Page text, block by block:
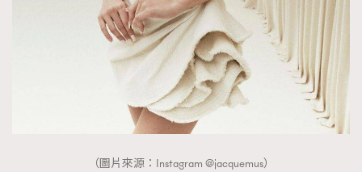
（圖片來源：Instagram @jacquemus）